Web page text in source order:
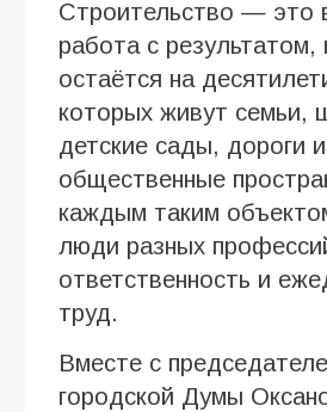
Строительство — это
работа с результатом,
остаётся на
которых живут семьи,
детские сады, дороги и
общественные
каждым таким
люди разных
ответственность и
труд.
Вместе с
городской Думы